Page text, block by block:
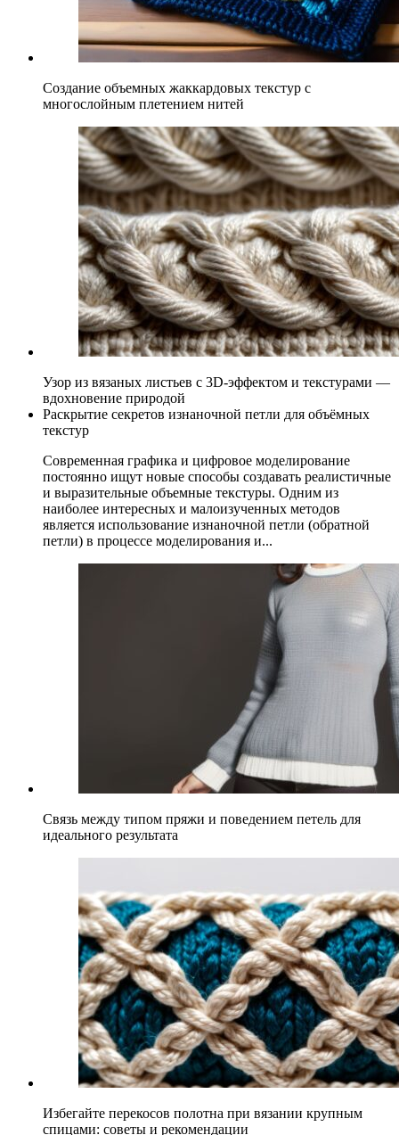
Создание объемных жаккардовых текстур с
многослойным плетением нитей
Узор из вязаных листьев с 3D-эффектом и текстурами —
вдохновение природой
Раскрытие секретов изнаночной петли для объёмных
текстур
Современная графика и цифровое моделирование
постоянно ищут новые способы создавать реалистичные
и выразительные объемные текстуры. Одним из
наиболее интересных и малоизученных методов
является использование изнаночной петли (обратной
петли) в процессе моделирования и...
Связь между типом пряжи и поведением петель для
идеального результата
Избегайте перекосов полотна при вязании крупным
спицами: советы и рекомендации